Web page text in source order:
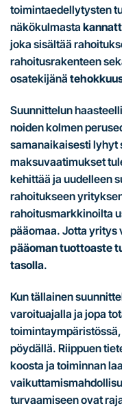
toimintaedellytysten
näkökulmasta
joka sisältää
rahoitusrakenteen
osatekijänä
Suunnittelun
noiden kolmen
samanaikaisesti lyhyt
maksuvaatimukset
kehittää ja uudelleen
rahoitukseen
rahoitusmarkkinoilta
pääomaa. Jotta yritys
pääoman tuottoaste
tasolla.
Kun tällainen
varoituajalla ja jopa
pöydällä. Riippuen
koosta ja toiminnan
turvaamiseen ovat